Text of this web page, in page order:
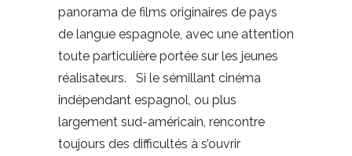
panorama de films originaires de pays
de langue espagnole, avec une attention
toute particulière portée sur les jeunes
réalisateurs. Si le sémillant cinéma
indépendant espagnol, ou plus
largement sud-américain, rencontre
toujours des difficultés à s’ouvrir